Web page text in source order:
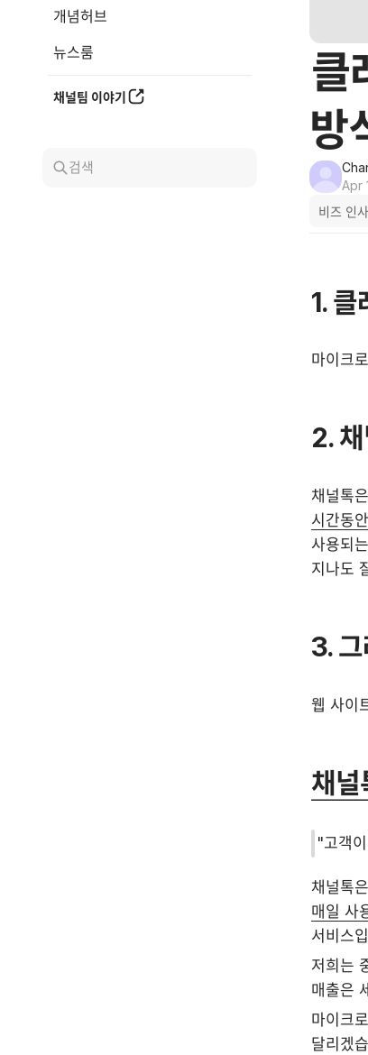
개념허브
뉴스룸
채널팀 이야기
검색
클
방
Apr
비즈 인
1.
마이크
2.
채널톡
시간동
사용되
지나도
3.
웹 사이
채널
"고객
채널톡
매일 사
서비스
저희는
매출은
마이크
달리겠